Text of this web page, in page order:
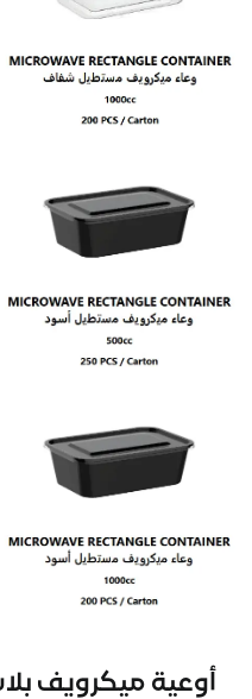
أوعية ميكرويف